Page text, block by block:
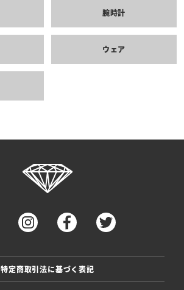
腕時計
ウェア
特定商取引法に基づく表記